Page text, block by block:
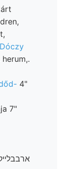
Dóczy
4"
7"